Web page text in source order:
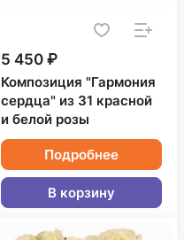
5 450 ₽
Композиция "Гармония
сердца" из 31 красной
и белой розы
Подробнее
В корзину